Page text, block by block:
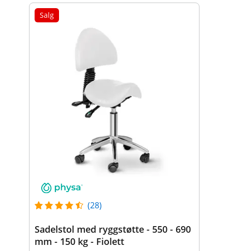
Salg
(28)
Sadelstol med ryggstøtte - 550 - 690
mm - 150 kg - Fiolett